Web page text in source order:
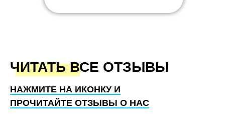
ЧИТАТЬ ВСЕ ОТЗЫВЫ
НАЖМИТЕ НА ИКОНКУ И
ПРОЧИТАЙТЕ ОТЗЫВЫ О НАС